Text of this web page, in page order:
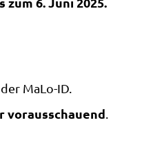
MaLo-ID.
vorausschauend